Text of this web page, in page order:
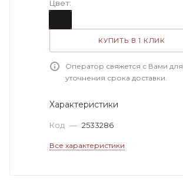
Цвет:
КУПИТЬ В 1 КЛИК
Оператор свяжется с Вами для
уточнения срока доставки.
Характеристики
Код — 2533286
Все характеристики